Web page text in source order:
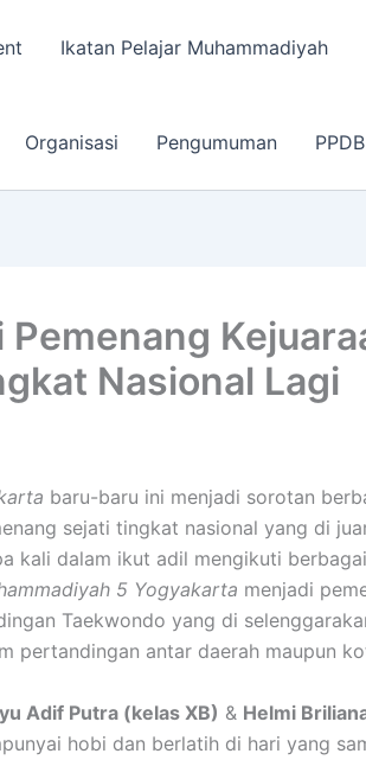
Ikatan Pelajar Muhammadiyah
Organisasi Pengumuman PPDB
Nasional Lagi
baru-baru ini menjadi sorotan
sejati tingkat nasional yang di
kali dalam ikut adil mengikuti berbagai
5 Yogyakarta menjadi
Taekwondo yang di
pertandingan antar daerah maupun
Adif Putra (kelas XB) & Helmi
hobi dan berlatih di hari yang